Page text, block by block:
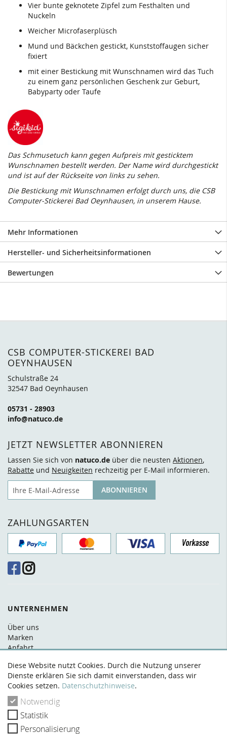
Diese Website nutzt Cookies. Durch die Nutzung unserer
Dienste erklären Sie sich damit einverstanden, dass wir
Cookies setzen. Datenschutzhinweise.
Notwendig
Statistik
Personalisierung
Vier bunte geknotete Zipfel zum Festhalten und
Nuckeln
Weicher Microfaserplüsch
Mund und Bäckchen gestickt, Kunststoffaugen sicher
fixiert
mit einer Bestickung mit Wunschnamen wird das Tuch
zu einem ganz persönlichen Geschenk zur Geburt,
Babyparty oder Taufe
Das Schmusetuch kann gegen Aufpreis mit gesticktem
Wunschnamen bestellt werden. Der Name wird durchgestickt
und ist auf der Rückseite von links zu sehen.
Die Bestickung mit Wunschnamen erfolgt durch uns, die CSB
Computer-Stickerei Bad Oeynhausen, in unserem Hause.
Mehr Informationen
Hersteller- und Sicherheitsinformationen
Bewertungen
CSB COMPUTER-STICKEREI BAD
OEYNHAUSEN
Schulstraße 24
32547 Bad Oeynhausen
05731 - 28903
info@natuco.de
JETZT NEWSLETTER ABONNIEREN
Lassen Sie sich von natuco.de über die neusten Aktionen,
Rabatte und Neuigkeiten rechzeitig per E-Mail informieren.
ABONNIEREN
ZAHLUNGSARTEN
UNTERNEHMEN
Über uns
Marken
Anfahrt
Kontakt
RECHTLICHES
AGB
Datenschutz
Widerrufsrecht